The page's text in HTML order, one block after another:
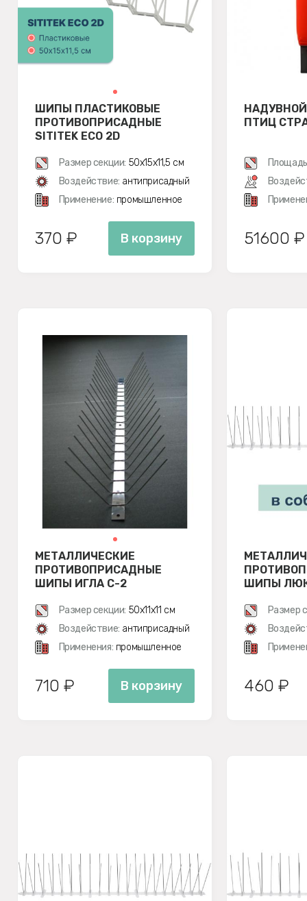
ШИПЫ ПЛАСТИКОВЫЕ
ПРОТИВОПРИСАДНЫЕ
SITITEK ECO 2D
Размер секции: 50х15х11,5 см
Воздействие: антиприсадный
Применение: промышленное
370 ₽ В корзину
ПТИЦ
51600 ₽
МЕТАЛЛИЧЕСКИЕ
ПРОТИВОПРИСАДНЫЕ
ШИПЫ ИГЛА С-2
Размер секции: 50х11х11 см
Воздействие: антиприсадный
Применения: промышленное
710 ₽ В корзину
ШИПЫ
Размер
460 ₽